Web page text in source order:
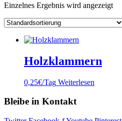
Einzelnes Ergebnis wird angezeigt
Holzklammern
0,25€/Tag Weiterlesen
Bleibe in Kontakt